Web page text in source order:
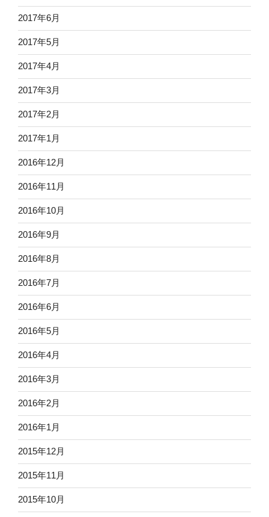
2017年6月
2017年5月
2017年4月
2017年3月
2017年2月
2017年1月
2016年12月
2016年11月
2016年10月
2016年9月
2016年8月
2016年7月
2016年6月
2016年5月
2016年4月
2016年3月
2016年2月
2016年1月
2015年12月
2015年11月
2015年10月